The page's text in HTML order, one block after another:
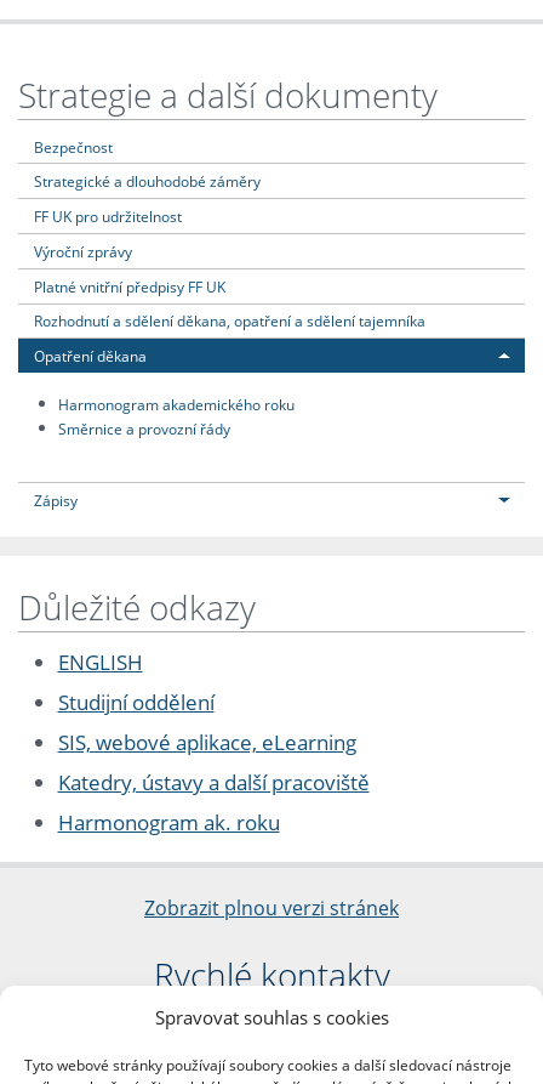
Spravovat souhlas s cookies
Tyto webové stránky používají soubory cookies a další sledovací nástroje
Strategie a další dokumenty
Bezpečnost
Strategické a dlouhodobé záměry
FF UK pro udržitelnost
Výroční zprávy
Platné vnitřní předpisy FF UK
Rozhodnutí a sdělení děkana, opatření a sdělení tajemníka
Opatření děkana
Harmonogram akademického roku
Směrnice a provozní řády
Zápisy
Důležité odkazy
ENGLISH
Studijní oddělení
SIS, webové aplikace, eLearning
Katedry, ústavy a další pracoviště
Harmonogram ak. roku
Zobrazit plnou verzi stránek
Rychlé kontakty
Filozofická fakulta
nám. Jana Palacha 1/2